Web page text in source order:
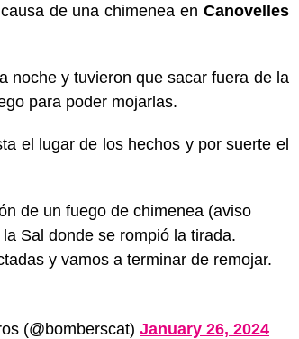
de una chimenea en Canovelles
noche y tuvieron que sacar fuera de la
para poder mojarlas.
el lugar de los hechos y por suerte el
de un fuego de chimenea (aviso
Sal donde se rompió la tirada.
y vamos a terminar de remojar.
(@bomberscat) January 26, 2024